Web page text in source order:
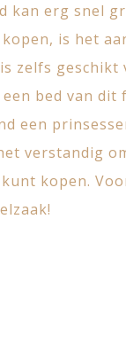
erg snel
is het
zelfs
bed van dit
een
verstandig
kopen.
!